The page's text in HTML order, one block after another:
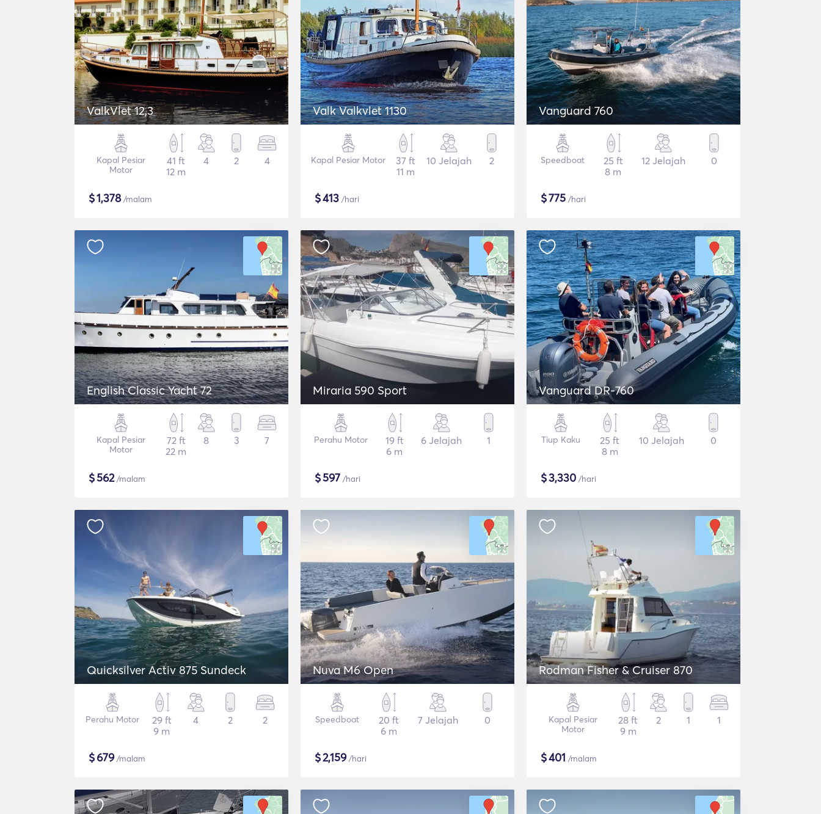
ValkVlet 12,3
Kapal Pesiar
Motor
41 ft
12 m
4 2 4
$1,378/malam
Valk Valkvlet 1130
Kapal Pesiar Motor
37 ft
11 m
10 Jelajah 2
$413 /hari
Vanguard 760
Speedboat
25 ft
8 m
12 Jelajah 0
$775 /hari
English Classic Yacht 72
Kapal Pesiar
Motor
72 ft
22 m
8 3 7
$562/malam
Miraria 590 Sport
Perahu Motor
19 ft
6 m
6 Jelajah 1
$597 /hari
Vanguard DR-760
Tiup Kaku
25 ft
8 m
10 Jelajah 0
$3,330 /hari
Quicksilver Activ 875 Sundeck
Perahu Motor
29 ft
9 m
4 2 2
$679/malam
Nuva M6 Open
Speedboat
20 ft
6 m
7 Jelajah 0
$2,159/hari
Rodman Fisher & Cruiser 870
Kapal Pesiar
Motor
28 ft
9 m
2 1 1
$401 /malam